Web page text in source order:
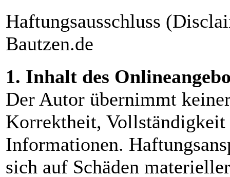
Haftungsausschluss
Bautzen.de
1. Inhalt des
Der Autor übernimmt
Korrektheit,
Informationen.
sich auf Schäden